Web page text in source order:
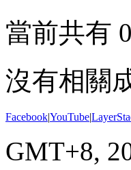
當前共有 0
沒有相關
Facebook|YouTube|
GMT+8,